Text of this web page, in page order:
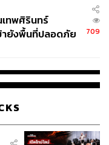
รนด์
เทพศิรินทร์
ยังพื้นที่ปลอดภัย
709